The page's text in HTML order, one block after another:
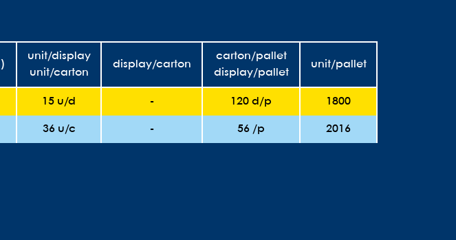
unit/display
unit/carton
display/carton
carton/pallet
display/pallet
unit/pallet
15 u/d - 120 d/p 1800
36 u/c - 56 /p 2016